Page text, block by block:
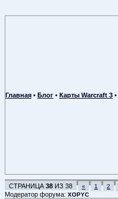
Главная • Блог • Карты Warcraft 3 •
СТРАНИЦА 38 ИЗ 38 « 1 2
Модератор форума: XOPYC